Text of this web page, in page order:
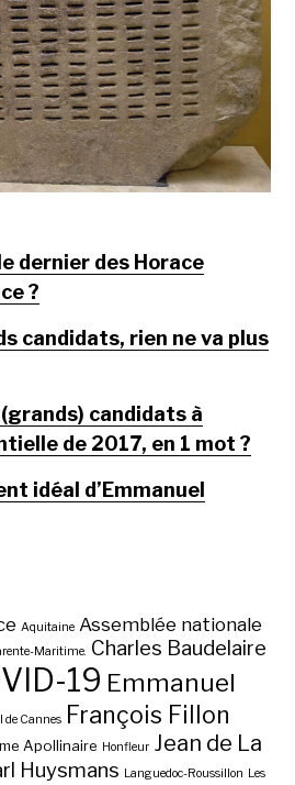
dernier des Horace
?
candidats, rien ne va plus
candidats à
de 2017, en 1 mot ?
idéal d’Emmanuel
Aquitaine Assemblée nationale
Maritime. Charles Baudelaire
19 Emmanuel
de Cannes François Fillon
Apollinaire Honfleur Jean de La
Huysmans Languedoc-Roussillon Les